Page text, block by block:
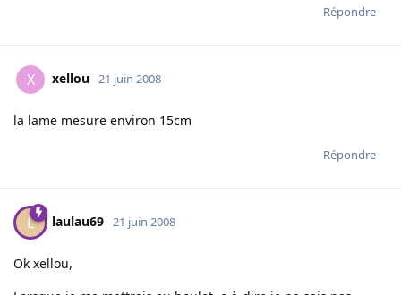
Répondre
X xellou 21 juin 2008
la lame mesure environ 15cm
Répondre
L laulau69 21 juin 2008
Ok xellou,